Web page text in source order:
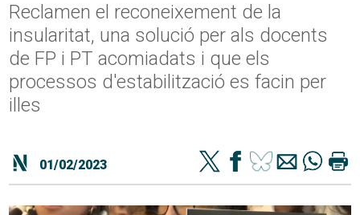
Reclamen el reconeixement de la
insularitat, una solució per als docents
de FP i PT acomiadats i que els
processos d'estabilització es facin per
illes
01/02/2023